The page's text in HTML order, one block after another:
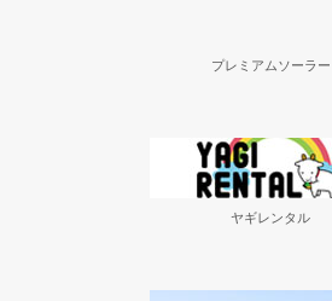
プレミアムソーラー